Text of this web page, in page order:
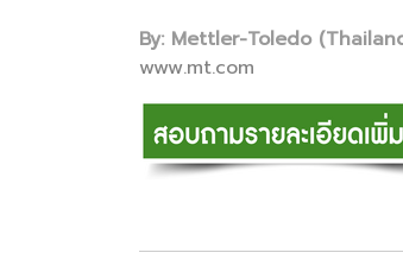
By: Mettler-Toledo
www.mt.com